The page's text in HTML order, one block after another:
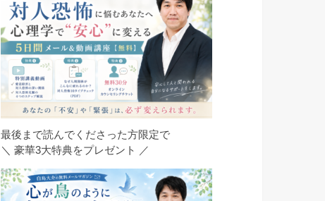
最後まで読んでくださった方限定で
＼ 豪華3大特典をプレゼント ／